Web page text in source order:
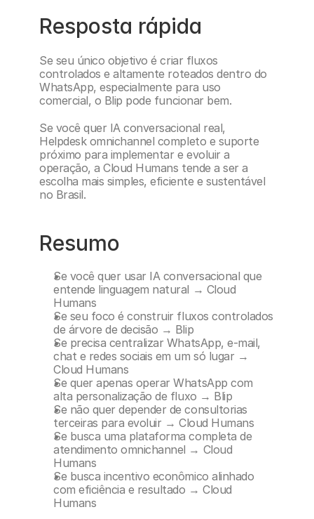
Resposta rápida
Se seu único objetivo é criar fluxos
controlados e altamente roteados dentro do
WhatsApp, especialmente para uso
comercial, o Blip pode funcionar bem.
Se você quer IA conversacional real,
Helpdesk omnichannel completo e suporte
próximo para implementar e evoluir a
operação, a Cloud Humans tende a ser a
escolha mais simples, eficiente e sustentável
no Brasil.
Resumo
Se você quer usar IA conversacional que
entende linguagem natural → Cloud
Humans
Se seu foco é construir fluxos controlados
de árvore de decisão → Blip
Se precisa centralizar WhatsApp, e-mail,
chat e redes sociais em um só lugar →
Cloud Humans
Se quer apenas operar WhatsApp com
alta personalização de fluxo → Blip
Se não quer depender de consultorias
terceiras para evoluir → Cloud Humans
Se busca uma plataforma completa de
atendimento omnichannel → Cloud
Humans
Se busca incentivo econômico alinhado
com eficiência e resultado → Cloud
Humans